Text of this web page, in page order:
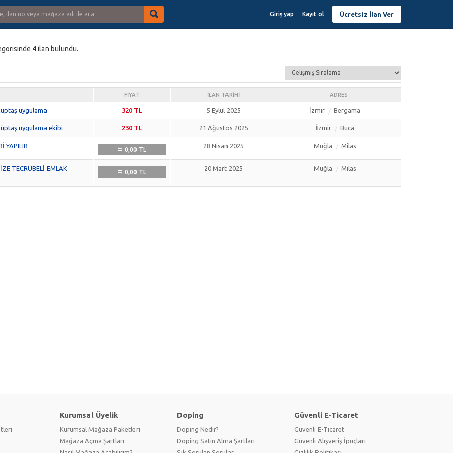
Giriş yap Kayıt ol Ücretsiz İlan Ver
4ilan bulundu.
FIYAT İLAN TARIHI ADRES
uygulama 320 TL 5 Eylül 2025 İzmir Bergama
uygulama ekibi 230 TL 21 Ağustos 2025 İzmir Buca
YAPILIR
0,00 TL
28 Nisan 2025 Muğla Milas
TECRÜBELİ EMLAK
0,00 TL
20 Mart 2025 Muğla Milas
Kurumsal Üyelik
Kurumsal Mağaza Paketleri
Mağaza Açma Şartları
Doping
Doping Nedir?
Doping Satın Alma Şartları
Güvenli E-Ticaret
Güvenli E-Ticaret
Güvenli Alışveriş İpuçları